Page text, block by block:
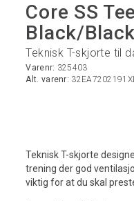
Core SS
Black/
Teknisk T-skjorte til
Varenr: 325403
Alt. varenr:
Teknisk T-skjorte
trening der god
viktig for at du skal